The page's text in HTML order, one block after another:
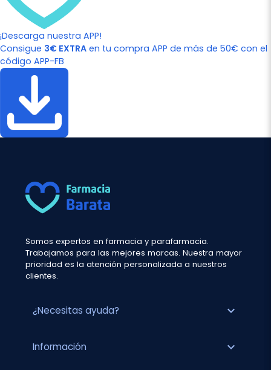
¡Descarga nuestra APP!
Consigue 3€ EXTRA en tu compra APP de más de 50€ con el
código APP-FB
Somos expertos en farmacia y parafarmacia.
Trabajamos para las mejores marcas. Nuestra mayor
prioridad es la atención personalizada a nuestros
clientes.
¿Necesitas ayuda? expand_more
Información expand_more